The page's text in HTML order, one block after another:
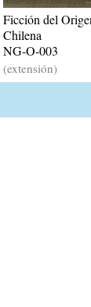
Ficción del
Chilena
NG-O-003
(extensión)